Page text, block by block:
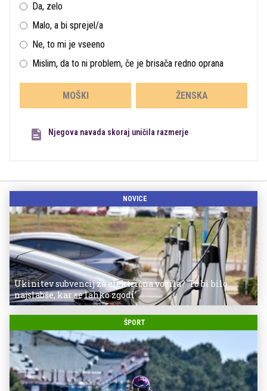
Da, zelo
Malo, a bi sprejel/a
Ne, to mi je vseeno
Mislim, da to ni problem, če je brisača redno oprana
MOŠKI ŽENSKA
Njegova navada skoraj uničila razmerje
NOVICE
Ukinitev subvencij za električna vozila? 'To bi bilo
najslabše, kar se lahko zgodi'
ŠPORT